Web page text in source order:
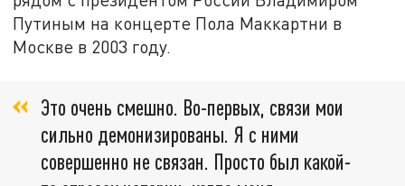
Путиным на концерте Пола Маккартни в
Москве в 2003 году.
Это очень смешно. Во-первых, связи мои
сильно демонизированы. Я с ними
совершенно не связан. Просто был какой-